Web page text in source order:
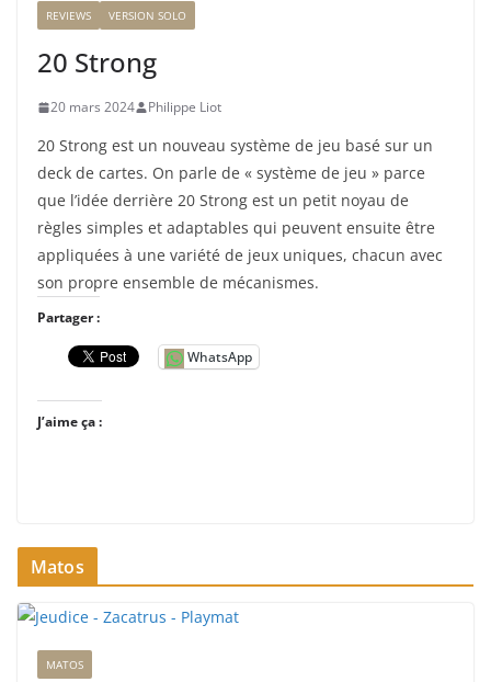
REVIEWS VERSION SOLO
20 Strong
20 mars 2024 Philippe Liot
20 Strong est un nouveau système de jeu basé sur un
deck de cartes. On parle de « système de jeu » parce
que l’idée derrière 20 Strong est un petit noyau de
règles simples et adaptables qui peuvent ensuite être
appliquées à une variété de jeux uniques, chacun avec
son propre ensemble de mécanismes.
Partager :
WhatsApp
J’aime ça :
Matos
MATOS